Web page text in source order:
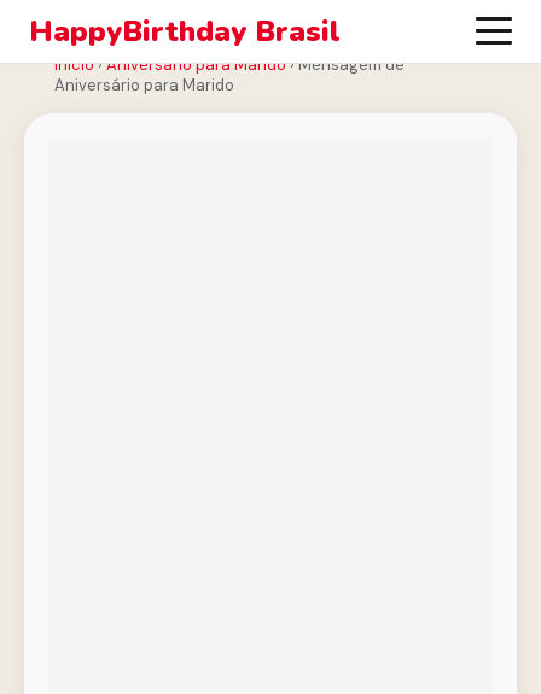
HappyBirthday Brasil
Início›Aniversário para Marido›Mensagem de
Aniversário para Marido